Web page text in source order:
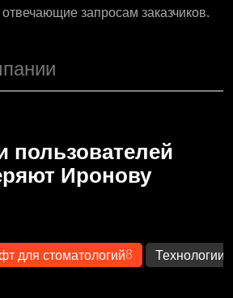
запросам заказчиков.
пользователей
Иронову
для стоматологий8 Технологии